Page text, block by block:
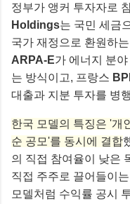
정부가 앵커 투자자로
Holdings는 국민 세금
국가 재정으로 환원하
ARPA-E가 에너지 분
는 방식이고, 프랑스
대출과 지분 투자를 병
한국 모델의 특징은 '개
순 공모'를 동시에 결합
의 직접 참여율이 낮은
직접 주주로 끌어들이
모델처럼 수익률 공시